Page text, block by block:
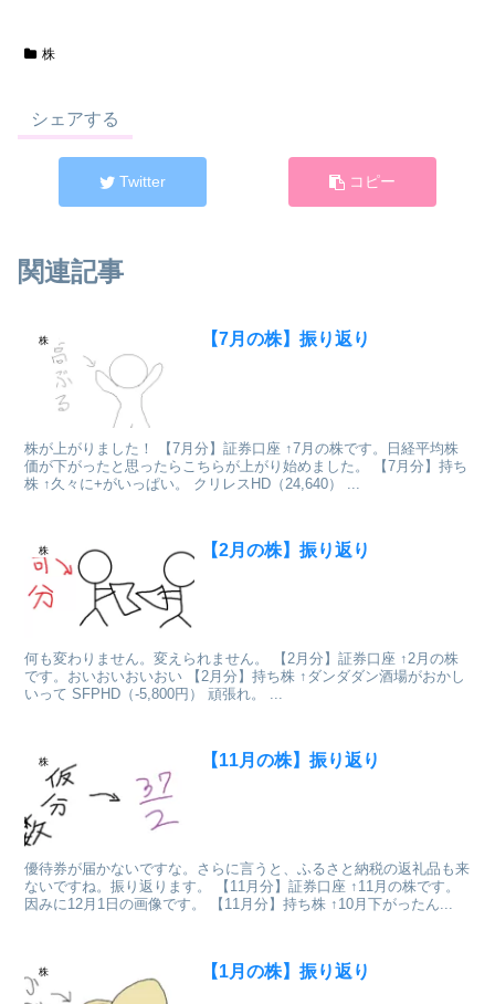
株
シェアする
Twitter コピー
関連記事
株 【7月の株】振り返り
株が上がりました！ 【7月分】証券口座 ↑7月の株です。日経平均株
価が下がったと思ったらこちらが上がり始めました。 【7月分】持ち
株 ↑久々に+がいっぱい。 クリレスHD（24,640） ...
株 【2月の株】振り返り
何も変わりません。変えられません。 【2月分】証券口座 ↑2月の株
です。おいおいおいおい 【2月分】持ち株 ↑ダンダダン酒場がおかし
いって SFPHD（-5,800円） 頑張れ。 ...
株 【11月の株】振り返り
優待券が届かないですな。さらに言うと、ふるさと納税の返礼品も来
ないですね。振り返ります。 【11月分】証券口座 ↑11月の株です。
因みに12月1日の画像です。 【11月分】持ち株 ↑10月下がったん...
株 【1月の株】振り返り